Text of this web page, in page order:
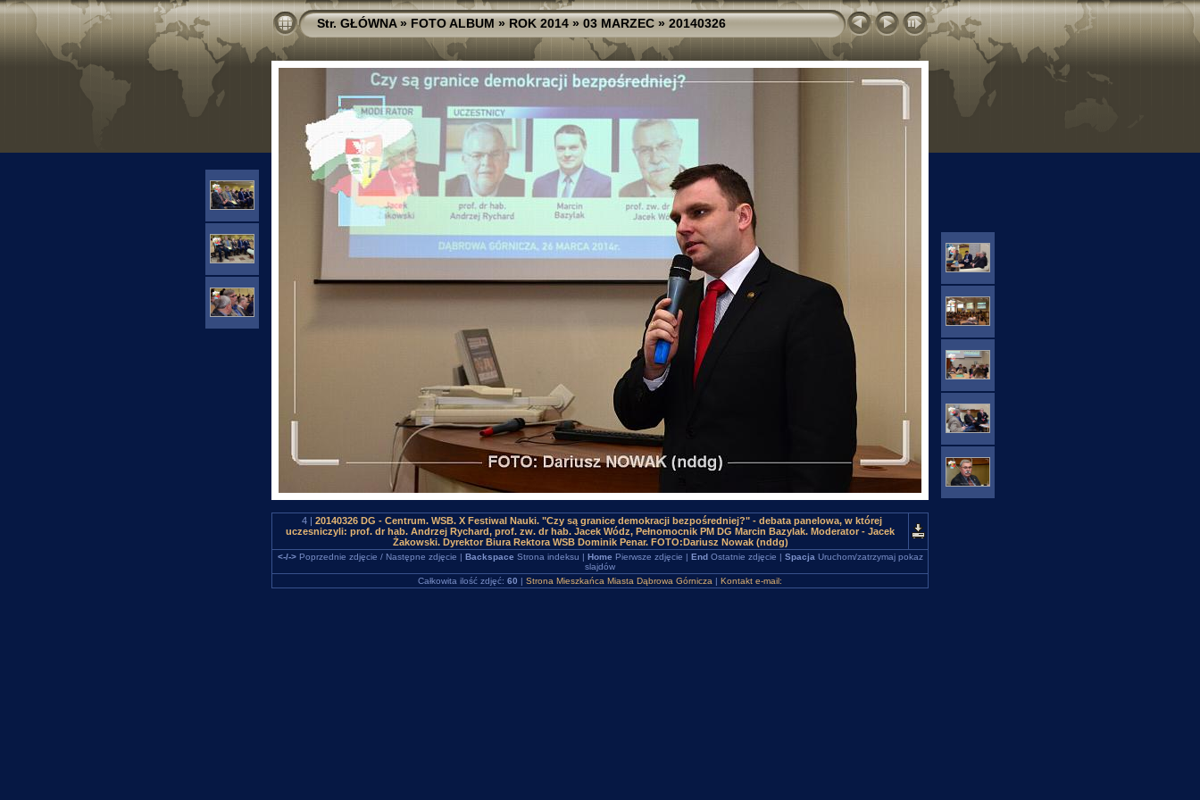
Str. GŁÓWNA»FOTO ALBUM»ROK 2014»03 MARZEC»20140326
4 | 20140326 DG - Centrum. WSB. X Festiwal Nauki. "Czy są granice demokracji bezpośredniej?" - debata panelowa, w której
uczesniczyli: prof. dr hab. Andrzej Rychard, prof. zw. dr hab. Jacek Wódz, Pełnomocnik PM DG Marcin Bazylak. Moderator - Jacek
Żakowski. Dyrektor Biura Rektora WSB Dominik Penar. FOTO:Dariusz Nowak (nddg)
<-/->Poprzednie zdjęcie / Następne zdjęcie | Backspace Strona indeksu | Home Pierwsze zdjęcie | EndOstatnie zdjęcie | Spacja Uruchom/zatrzymaj pokaz
slajdów
Całkowita ilość zdjęć: 60 | Strona Mieszkańca Miasta Dąbrowa Górnicza | Kontakt e-mail: